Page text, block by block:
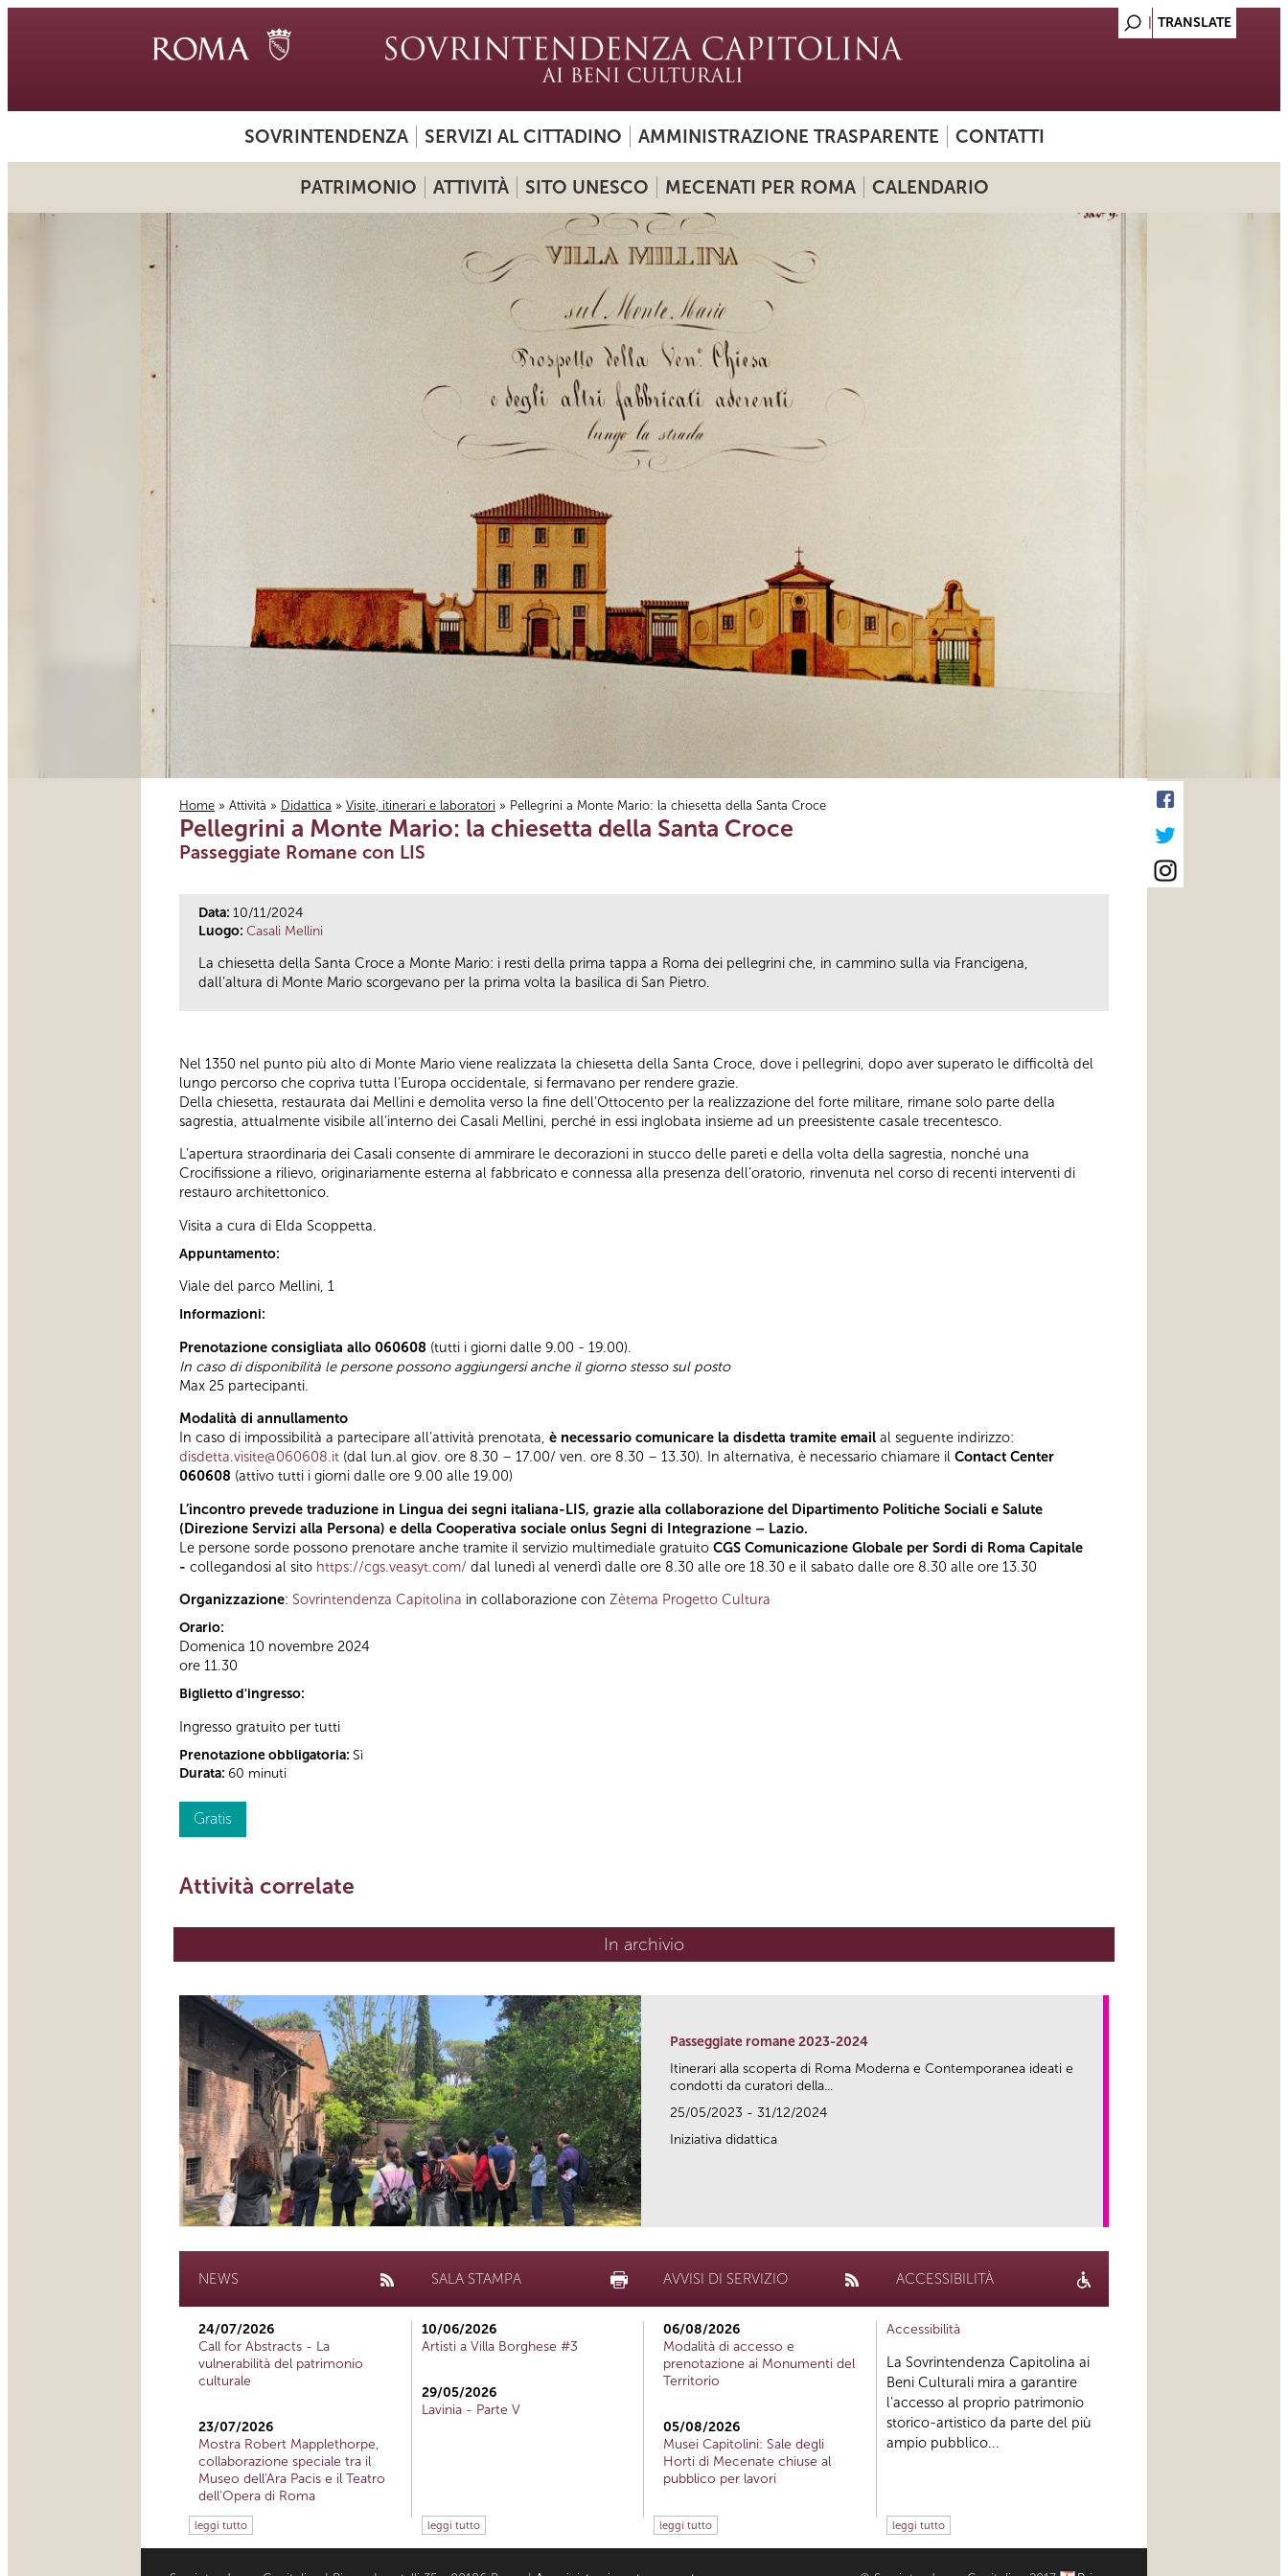
SOVRINTENDENZA SERVIZI AL CITTADINO AMMINISTRAZIONE TRASPARENTE CONTATTI
PATRIMONIO ATTIVITÀ SITO UNESCO MECENATI PER ROMA CALENDARIO
Tu sei qui
Home » Attività » Didattica » Visite, itinerari e laboratori » Pellegrini a Monte Mario: la chiesetta della Santa Croce
Pellegrini a Monte Mario: la chiesetta della Santa Croce
Passeggiate Romane con LIS
Data: 10/11/2024
Luogo: Casali Mellini
La chiesetta della Santa Croce a Monte Mario: i resti della prima tappa a Roma dei pellegrini che, in cammino sulla via Francigena,
dall’altura di Monte Mario scorgevano per la prima volta la basilica di San Pietro.
Nel 1350 nel punto più alto di Monte Mario viene realizzata la chiesetta della Santa Croce, dove i pellegrini, dopo aver superato le difficoltà del
lungo percorso che copriva tutta l’Europa occidentale, si fermavano per rendere grazie.
Della chiesetta, restaurata dai Mellini e demolita verso la fine dell’Ottocento per la realizzazione del forte militare, rimane solo parte della
sagrestia, attualmente visibile all’interno dei Casali Mellini, perché in essi inglobata insieme ad un preesistente casale trecentesco.
L’apertura straordinaria dei Casali consente di ammirare le decorazioni in stucco delle pareti e della volta della sagrestia, nonché una
Crocifissione a rilievo, originariamente esterna al fabbricato e connessa alla presenza dell’oratorio, rinvenuta nel corso di recenti interventi di
restauro architettonico.
Visita a cura di Elda Scoppetta.
Appuntamento:
Viale del parco Mellini, 1
Informazioni:
Prenotazione consigliata allo 060608 (tutti i giorni dalle 9.00 - 19.00).
In caso di disponibilità le persone possono aggiungersi anche il giorno stesso sul posto
Max 25 partecipanti.
Modalità di annullamento
In caso di impossibilità a partecipare all’attività prenotata, è necessario comunicare la disdetta tramite email al seguente indirizzo:
disdetta.visite@060608.it (dal lun.al giov. ore 8.30 – 17.00/ ven. ore 8.30 – 13.30). In alternativa, è necessario chiamare il Contact Center
060608 (attivo tutti i giorni dalle ore 9.00 alle 19.00)
L’incontro prevede traduzione in Lingua dei segni italiana-LIS, grazie alla collaborazione del Dipartimento Politiche Sociali e Salute
(Direzione Servizi alla Persona) e della Cooperativa sociale onlus Segni di Integrazione – Lazio.
Le persone sorde possono prenotare anche tramite il servizio multimediale gratuito CGS Comunicazione Globale per Sordi di Roma Capitale
- collegandosi al sito https://cgs.veasyt.com/ dal lunedì al venerdì dalle ore 8.30 alle ore 18.30 e il sabato dalle ore 8.30 alle ore 13.30
Organizzazione: Sovrintendenza Capitolina in collaborazione con Zètema Progetto Cultura
Orario:
Domenica 10 novembre 2024
ore 11.30
Biglietto d'ingresso:
Ingresso gratuito per tutti
Prenotazione obbligatoria: Sì
Durata: 60 minuti
Gratis
Attività correlate
In archivio
Passeggiate romane 2023-2024
Itinerari alla scoperta di Roma Moderna e Contemporanea ideati e
condotti da curatori della...
25/05/2023 - 31/12/2024
Iniziativa didattica
NEWS
24/07/2026
Call for Abstracts - La
vulnerabilità del patrimonio
culturale
23/07/2026
Mostra Robert Mapplethorpe,
collaborazione speciale tra il
Museo dell'Ara Pacis e il Teatro
dell'Opera di Roma
leggi tutto
SALA STAMPA
10/06/2026
Artisti a Villa Borghese #3
29/05/2026
Lavinia - Parte V
leggi tutto
AVVISI DI SERVIZIO
06/08/2026
Modalità di accesso e
prenotazione ai Monumenti del
Territorio
05/08/2026
Musei Capitolini: Sale degli
Horti di Mecenate chiuse al
pubblico per lavori
leggi tutto
ACCESSIBILITÀ
Accessibilità
La Sovrintendenza Capitolina ai
Beni Culturali mira a garantire
l’accesso al proprio patrimonio
storico-artistico da parte del più
ampio pubblico...
leggi tutto